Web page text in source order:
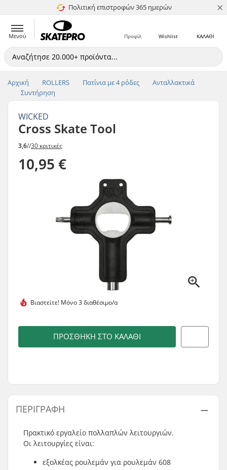
Πολιτική επιστροφών 365 ημερών
4.8 στα 5 ×
Μενού ΚΑΛΑΘΙ
Wishlist
Προφίλ
Αρχική ROLLERS Πατίνια με 4 ρόδες
Ανταλλακτικά
Συντήρηση
WICKED
Cross Skate Tool
3,6//30 κριτικές
10,95 €
Βιαστείτε! Μόνο 3 διαθέσιμο/α
ΠΡΟΣΘΉΚΗ ΣΤΟ ΚΑΛΆΘΙ
ΠΕΡΙΓΡΑΦΉ
Πρακτικό εργαλείο πολλαπλών λειτουργιών.
Οι λειτουργίες είναι:
εξολκέας ρουλεμάν για ρουλεμάν 608